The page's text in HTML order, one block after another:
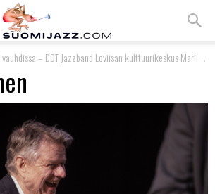
– DDT Jazzband Loviisan kulttuurikeskus Marilynissa